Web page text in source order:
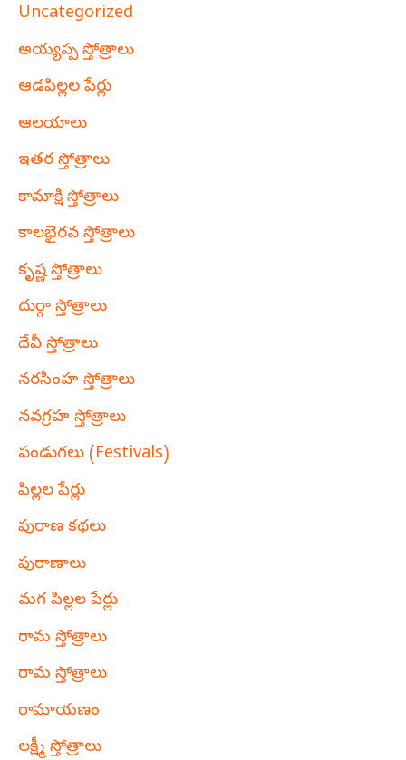
Uncategorized
అయ్యప్ప స్తోత్రాలు
ఆడపిల్లల పేర్లు
ఆలయాలు
ఇతర స్తోత్రాలు
కామాక్షి స్తోత్రాలు
కాలభైరవ స్తోత్రాలు
కృష్ణ స్తోత్రాలు
దుర్గా స్తోత్రాలు
దేవీ స్తోత్రాలు
నరసింహ స్తోత్రాలు
నవగ్రహ స్తోత్రాలు
పండుగలు (Festivals)
పిల్లల పేర్లు
పురాణ కథలు
పురాణాలు
మగ పిల్లల పేర్లు
రామ స్తోత్రాలు
రామ స్తోత్రాలు
రామాయణం
లక్ష్మీ స్తోత్రాలు